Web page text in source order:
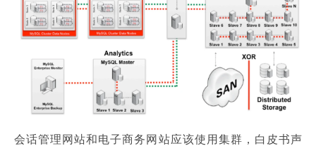
会话管理网站和电子商务网站应该使用集群，白皮书声